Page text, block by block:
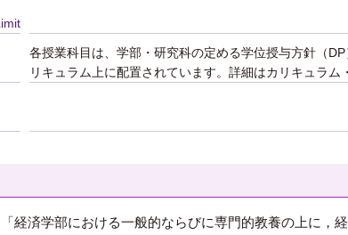
各授業科目は、学部・研究科の定める学位授与方針（
リキュラム上に配置されています。詳細はカリキュラム
経済学部における一般的ならびに専門的教養の上に，